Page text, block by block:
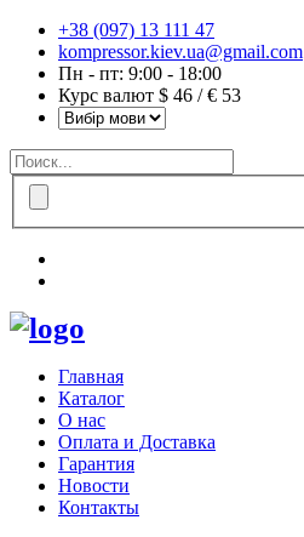
+38 (097) 13 111 47
kompressor.kiev.ua@gmail.com
Пн - пт: 9:00 - 18:00
Курс валют $ 46 / € 53
Главная
Каталог
О нас
Оплата и Доставка
Гарантия
Новости
Контакты